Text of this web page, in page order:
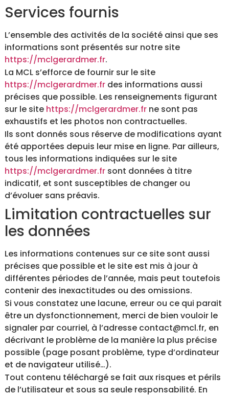
Services fournis
L’ensemble des activités de la société ainsi que ses
informations sont présentés sur notre site
https://mclgerardmer.fr.
La MCL s’efforce de fournir sur le site
https://mclgerardmer.fr des informations aussi
précises que possible. Les renseignements figurant
sur le site https://mclgerardmer.fr ne sont pas
exhaustifs et les photos non contractuelles.
Ils sont donnés sous réserve de modifications ayant
été apportées depuis leur mise en ligne. Par ailleurs,
tous les informations indiquées sur le site
https://mclgerardmer.fr sont données à titre
indicatif, et sont susceptibles de changer ou
d’évoluer sans préavis.
Limitation contractuelles sur
les données
Les informations contenues sur ce site sont aussi
précises que possible et le site est mis à jour à
différentes périodes de l’année, mais peut toutefois
contenir des inexactitudes ou des omissions.
Si vous constatez une lacune, erreur ou ce qui parait
être un dysfonctionnement, merci de bien vouloir le
signaler par courriel, à l’adresse contact@mcl.fr, en
décrivant le problème de la manière la plus précise
possible (page posant problème, type d’ordinateur
et de navigateur utilisé…).
Tout contenu téléchargé se fait aux risques et périls
de l’utilisateur et sous sa seule responsabilité. En